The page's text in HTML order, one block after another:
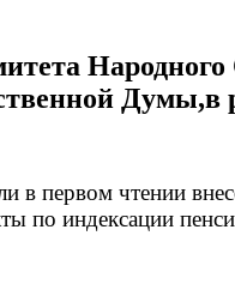
в первом чтении
по индексации